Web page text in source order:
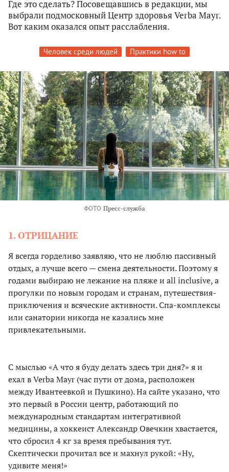
Где это сделать? Посовещавшись в редакции, мы
выбрали подмосковный Центр здоровья Verba Mayr.
Вот каким оказался опыт расслабления.
Человек среди людей Практики how to
ФОТО Пресс-служба
1. ОТРИЦАНИЕ
Я всегда горделиво заявляю, что не люблю пассивный
отдых, а лучше всего — смена деятельности. Поэтому я
годами выбираю не лежание на пляже и all inclusive, а
прогулки по новым городам и странам, путешествия-
приключения и всяческие активности. Спа-комплексы
или санатории никогда не казались мне
привлекательными.
С мыслью «А что я буду делать здесь три дня?» я и
ехал в Verba Mayr (час пути от дома, расположен
между Ивантеевкой и Пушкино). На сайте указано, что
это первый в России центр, работающий по
международным стандартам интегративной
медицины, а хоккеист Александр Овечкин хвастается,
что сбросил 4 кг за время пребывания тут.
Скептически прочитал все и махнул рукой: «Ну,
удивите меня!»